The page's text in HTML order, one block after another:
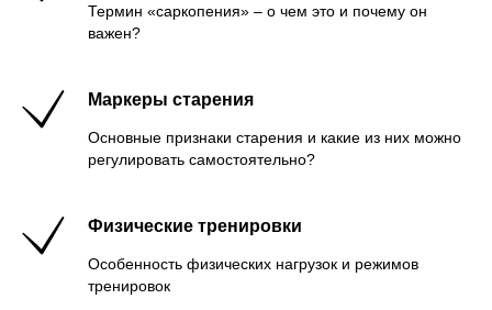
Термин «саркопения» – о чем это и почему он
важен?
Маркеры старения
Основные признаки старения и какие из них можно
регулировать самостоятельно?
Физические тренировки
Особенность физических нагрузок и режимов
тренировок